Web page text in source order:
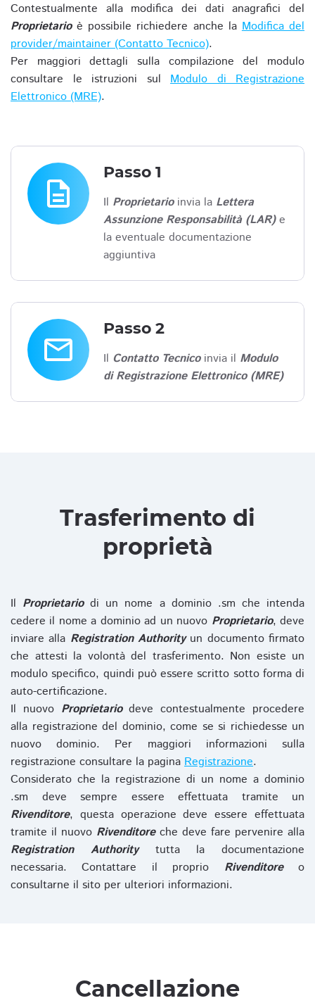
Contestualmente alla modifica dei dati anagrafici del
Proprietarioè possibile richiedere anche laModifica del
provider/maintainer (Contatto Tecnico).
Per maggiori dettagli sulla compilazione del modulo
consultare le istruzioni sul Modulo di Registrazione
Elettronico (MRE).
description
Passo 1
Il Proprietarioinvia la Lettera
Assunzione Responsabilità (LAR)e
la eventuale documentazione
aggiuntiva
email
Passo 2
Il Contatto Tecnicoinvia il Modulo
di Registrazione Elettronico (MRE)
Trasferimento di
proprietà
Il Proprietariodi un nome a dominio .sm che intenda
cedere il nome a dominio ad un nuovo Proprietario, deve
inviare alla Registration Authorityun documento firmato
che attesti la volontà del trasferimento. Non esiste un
modulo specifico, quindi può essere scritto sotto forma di
auto-certificazione.
Il nuovo Proprietariodeve contestualmente procedere
alla registrazione del dominio, come se si richiedesse un
nuovo dominio. Per maggiori informazioni sulla
registrazione consultare la pagina Registrazione.
Considerato che la registrazione di un nome a dominio
.sm deve sempre essere effettuata tramite un
Rivenditore, questa operazione deve essere effettuata
tramite il nuovo Rivenditoreche deve fare pervenire alla
Registration Authoritytutta la documentazione
necessaria. Contattare il proprio Rivenditoreo
consultarne il sito per ulteriori informazioni.
Cancellazione